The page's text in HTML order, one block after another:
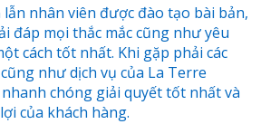
nhân viên được đào tạo bài bản,
đáp mọi thắc mắc cũng như yêu
cách tốt nhất. Khi gặp phải các
như dịch vụ của La Terre
chóng giải quyết tốt nhất và
của khách hàng.